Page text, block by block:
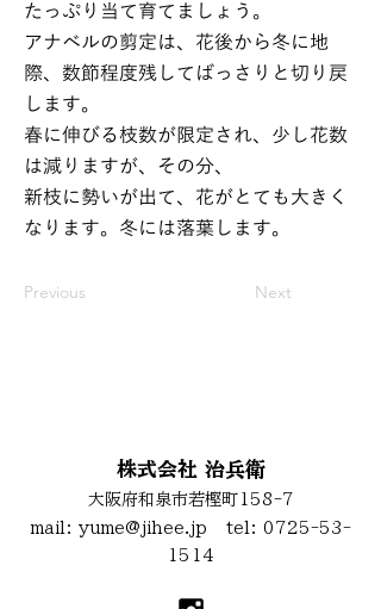
たっぷり当て育てましょう。
アナベルの剪定は、花後から冬に地
際、数節程度残してばっさりと切り戻
します。
春に伸びる枝数が限定され、少し花数
は減りますが、その分、
新枝に勢いが出て、花がとても大きく
なります。冬には落葉します。
Previous Next
株式会社 治兵衛
大阪府和泉市若樫町158-7
mail: yume@jihee.jp tel: 0725-53-
1514